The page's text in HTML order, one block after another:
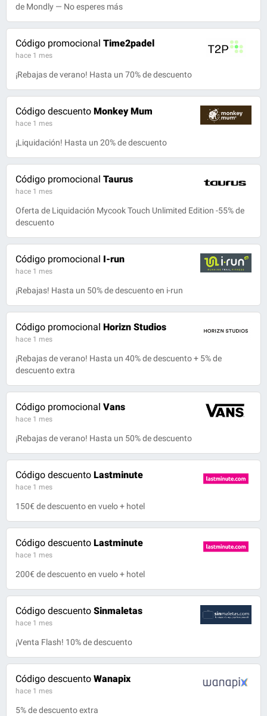
de Mondly — No esperes más
Código promocional Time2padel
hace 1 mes
¡Rebajas de verano! Hasta un 70% de descuento
Código descuento Monkey Mum
hace 1 mes
¡Liquidación! Hasta un 20% de descuento
Código promocional Taurus
hace 1 mes
Oferta de Liquidación Mycook Touch Unlimited Edition -55% de
descuento
Código promocional I-run
hace 1 mes
¡Rebajas! Hasta un 50% de descuento en i-run
Código promocional Horizn Studios
hace 1 mes
¡Rebajas de verano! Hasta un 40% de descuento + 5% de
descuento extra
Código promocional Vans
hace 1 mes
¡Rebajas de verano! Hasta un 50% de descuento
Código descuento Lastminute
hace 1 mes
150€ de descuento en vuelo + hotel
Código descuento Lastminute
hace 1 mes
200€ de descuento en vuelo + hotel
Código descuento Sinmaletas
hace 1 mes
¡Venta Flash! 10% de descuento
Código descuento Wanapix
hace 1 mes
5% de descuento extra